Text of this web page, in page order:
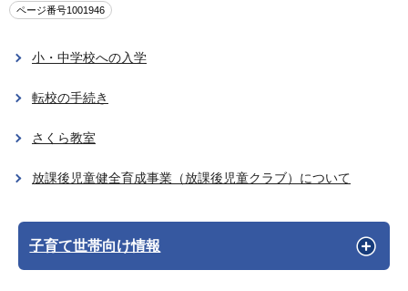
ページ番号1001946
小・中学校への入学
転校の手続き
さくら教室
放課後児童健全育成事業（放課後児童クラブ）について
子育て世帯向け情報